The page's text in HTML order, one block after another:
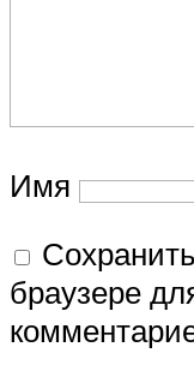
Имя
браузере